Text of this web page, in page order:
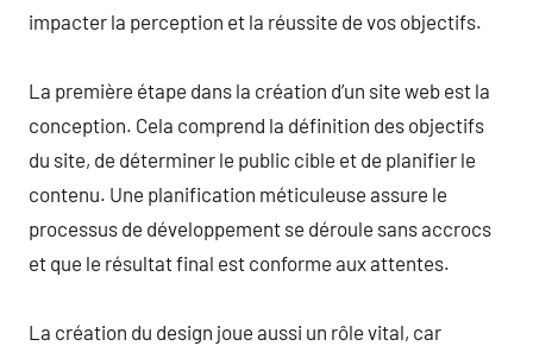
impacter la perception et la réussite de vos objectifs.
La première étape dans la création d’un site web est la
conception. Cela comprend la définition des objectifs
du site, de déterminer le public cible et de planifier le
contenu. Une planification méticuleuse assure le
processus de développement se déroule sans accrocs
et que le résultat final est conforme aux attentes.
La création du design joue aussi un rôle vital, car